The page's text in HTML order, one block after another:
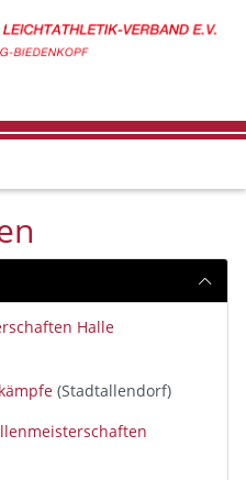
Halle
(Stadtallendorf)